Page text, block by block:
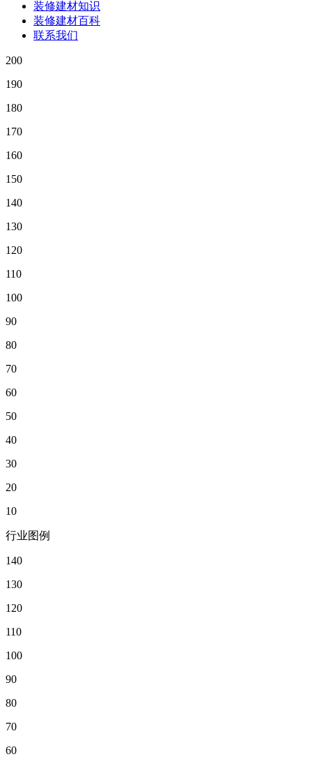
装修建材知识
装修建材百科
联系我们
200
190
180
170
160
150
140
130
120
110
100
90
80
70
60
50
40
30
20
10
行业图例
140
130
120
110
100
90
80
70
60